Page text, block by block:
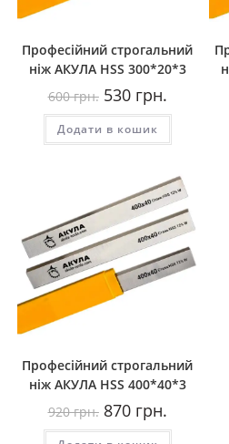
Професійний строгальний
ніж АКУЛА HSS 300*20*3
600грн. Оригінальна
ціна:
600
грн..
530грн.ціна:
530
Додати в кошик
Професійний строгальний
ніж АКУЛА HSS 400*40*3
920грн. Оригінальна
ціна:
920
870грн.ціна:
870